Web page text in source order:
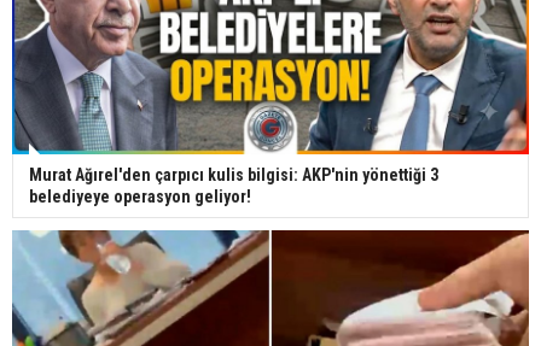
Murat Ağırel'den çarpıcı kulis bilgisi: AKP'nin yönettiği 3
belediyeye operasyon geliyor!